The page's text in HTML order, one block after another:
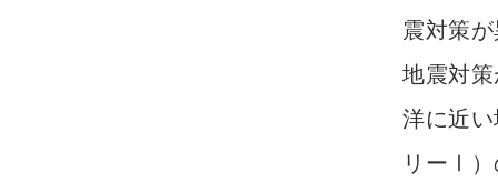
震対策
地震対
洋に近
リーⅠ）